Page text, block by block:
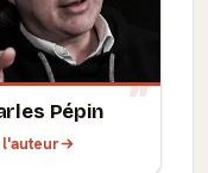
Pépin
l'auteur